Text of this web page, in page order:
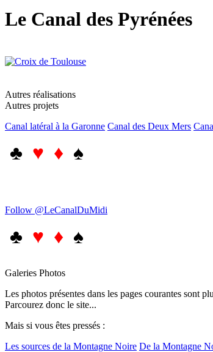
Le Canal des Pyrénées
Autres réalisations
Autres projets
Canal latéral à la Garonne Canal des Deux Mers
♣ ♥ ♦ ♠
Follow @LeCanalDuMidi
♣ ♥ ♦ ♠
Galeries Photos
Les photos présentes dans les pages courantes sont
Parcourez donc le site...
Mais si vous êtes pressés :
Les sources de la Montagne Noire De la Montagne